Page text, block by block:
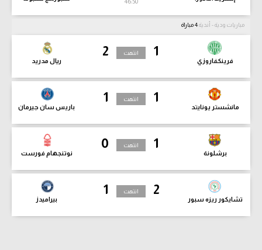
مباريات ودية - أندية
1
فرينكفاروزي
2
ريال مدريد
انتهت
1
مانشستر يونايتد
1
باريس سان جيرمان
انتهت
1
برشلونة
0
نوتنجهام فورست
انتهت
2
تشايكور ريزه سبور
1
بيراميدز
انتهت